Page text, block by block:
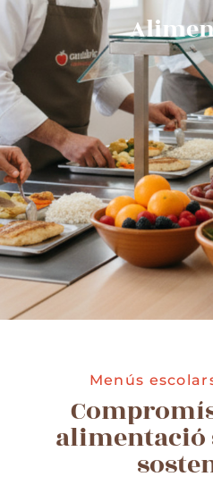
Menús
alimentació